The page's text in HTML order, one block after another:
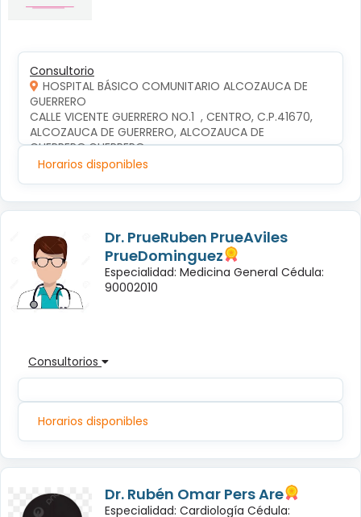
Consultorio
HOSPITAL BÁSICO COMUNITARIO ALCOZAUCA DE
GUERRERO
CALLE VICENTE GUERRERO NO.1  , CENTRO, C.P.41670,
ALCOZAUCA DE GUERRERO, ALCOZAUCA DE
GUERRERO,GUERRERO
Horarios disponibles
Dr. PrueRuben PrueAviles
PrueDominguez
Especialidad: Medicina General Cédula:
90002010
Consultorios
Horarios disponibles
Dr. Rubén Omar Pers Are
Especialidad: Cardiología Cédula: